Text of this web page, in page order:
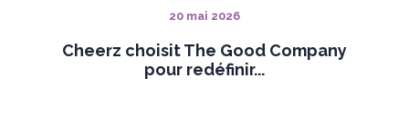
20 mai 2026
Cheerz choisit The Good Company
pour redéfinir...